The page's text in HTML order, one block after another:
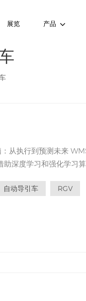
展览 产品
行到预测未来 WMS 将
助深度学习和强化学习算
系统可以提前6个月预
自动导引车
RGV